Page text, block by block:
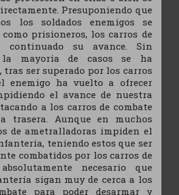
Presuponiendo que
los soldados enemigos se
prisioneros, los carros de
continuado su avance. Sin
la mayoria de casos se ha
tras ser superado por los carros
enemigo ha vuelto a ofrecer
el avance de nuestra
a los carros de combate
trasera. Aunque en muchos
de ametralladoras impiden el
teniendo estos que ser
combatidos por los carros de
necesario que
sigan muy de cerca a los
para poder desarmar y